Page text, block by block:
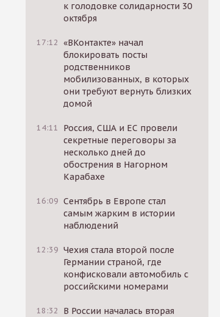
к голодовке солидарности 30
октября
17:12 «ВКонтакте» начал
блокировать посты
родственников
мобилизованных, в которых
они требуют вернуть близких
домой
14:11
Россия, США и ЕС провели
секретные переговоры за
несколько дней до
обострения в Нагорном
Карабахе
16:09 Сентябрь в Европе стал
самым жарким в истории
наблюдений
12:39 Чехия стала второй после
Германии страной, где
конфисковали автомобиль с
российскими номерами
18:32
В России началась вторая